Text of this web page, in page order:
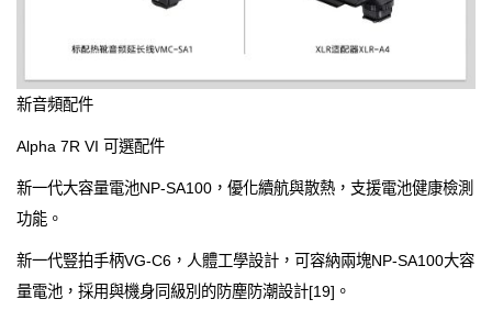
新音頻配件
Alpha 7R VI 可選配件
新一代大容量電池NP-SA100，優化續航與散熱，支援電池健康檢測
功能。
新一代豎拍手柄VG-C6，人體工學設計，可容納兩塊NP-SA100大容
量電池，採用與機身同級別的防塵防潮設計[19]。